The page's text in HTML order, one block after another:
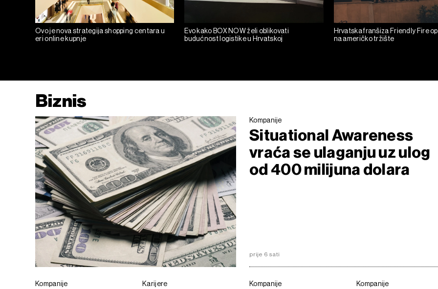
Ovo je nova strategija shopping centara u
eri online kupnje
Evo kako BOX NOW želi oblikovati
budućnost logistike u Hrvatskoj
Hrvatska franšiza Friendly Fire
na američko tržište
Biznis
Kompanije
Situational Awareness
vraća se ulaganju uz ulog
od 400 milijuna dolara
prije 6 sati
Kompanije Karijere Kompanije Kompanije